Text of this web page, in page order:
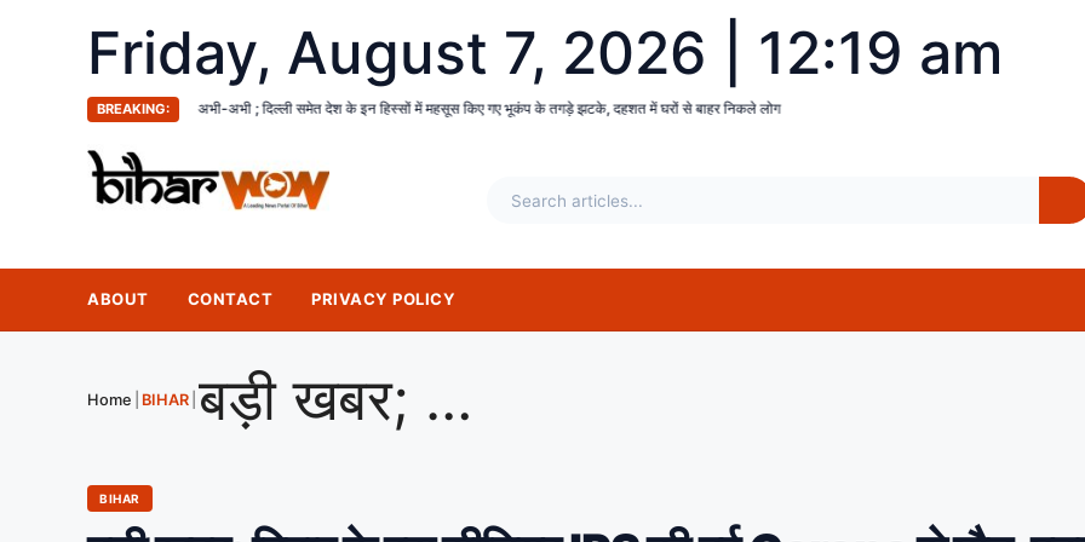
Friday, August 7, 2026 | 12:19 am
BREAKING:
अभी-अभी ; दिल्ली समेत देश के इन हिस्सों में महसूस किए गए भूकंप के तगड़े झटके, दहशत में घरों से बाहर निकले लोग बिहार : समस्तीपुर में हिंसक भीड़ ने चोरों को बेरहमी से पीटा, एक चोर की मौत दो अन्य
ABOUT CONTACT PRIVACY POLICY
Home BIHAR बड़ी खबर; बिहार के इस सीनियर IPS की हुई Corona से मौत, पटना AIIMS में थे भर्ती
BIHAR